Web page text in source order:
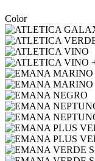
Color